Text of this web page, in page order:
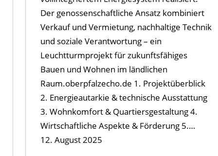
Der genossenschaftliche Ansatz kombiniert
Verkauf und Vermietung, nachhaltige Technik
und soziale Verantwortung – ein
Leuchtturmprojekt für zukunftsfähiges
Bauen und Wohnen im ländlichen
Raum.oberpfalzecho.de 1. Projektüberblick
2. Energieautarkie & technische Ausstattung
3. Wohnkomfort & Quartiersgestaltung 4.
Wirtschaftliche Aspekte & Förderung 5.…
12. August 2025